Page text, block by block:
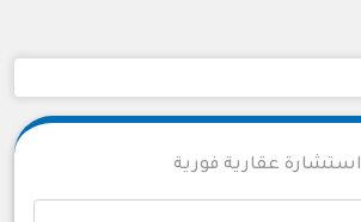
استشارة عقارية فورية